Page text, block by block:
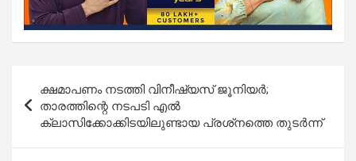
navigation
ക്ഷമാപണം നടത്തി വിനീഷ്യസ് ജൂനിയര്‍;
താരത്തിന്റെ നടപടി എല്‍
ക്ലാസിക്കോക്കിടയിലുണ്ടായ പ്രശ്‌നത്തെ തുടര്‍ന്ന്